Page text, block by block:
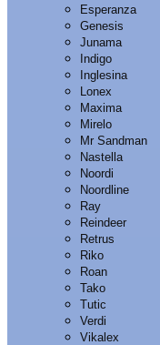
Esperanza
Genesis
Junama
Indigo
Inglesina
Lonex
Maxima
Mirelo
Mr Sandman
Nastella
Noordi
Noordline
Ray
Reindeer
Retrus
Riko
Roan
Tako
Tutic
Verdi
Vikalex